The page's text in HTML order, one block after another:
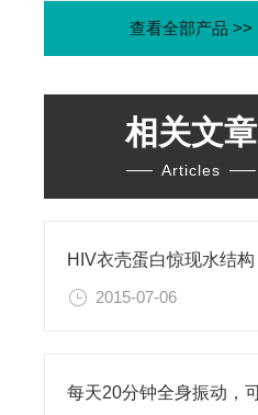
查看全部产品 >>
相关文章
Articles
2015-07-06